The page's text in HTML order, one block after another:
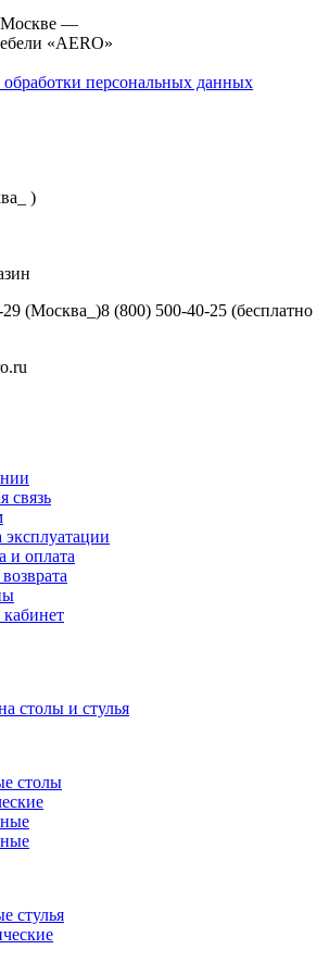
Москве —
«AERO»
персональных данных
)
29 (Москва_)8 (800) 500-40-25 (бесплатно
связь
и оплата
столы и стулья
столы
стулья